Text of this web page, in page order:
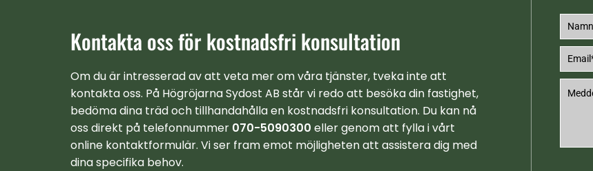
Kontakta oss för kostnadsfri konsultation
Om du är intresserad av att veta mer om våra tjänster, tveka inte att
kontakta oss. På Högröjarna Sydost AB står vi redo att besöka din fastighet,
bedöma dina träd och tillhandahålla en kostnadsfri konsultation. Du kan nå
oss direkt på telefonnummer 070-5090300 eller genom att fylla i vårt
online kontaktformulär. Vi ser fram emot möjligheten att assistera dig med
dina specifika behov.